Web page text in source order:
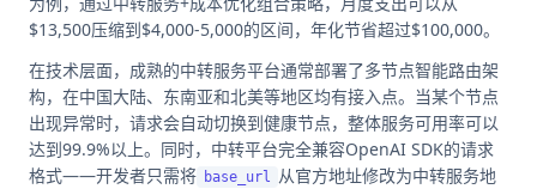
$13,500压缩到$4,000-5,000的区间，年化节省超过$100,000。
在技术层面，成熟的中转服务平台通常部署了多节点智能路由架
构，在中国大陆、东南亚和北美等地区均有接入点。当某个节点
出现异常时，请求会自动切换到健康节点，整体服务可用率可以
达到99.9%以上。同时，中转平台完全兼容OpenAI SDK的请求
格式——开发者只需将 base_url 从官方地址修改为中转服务地